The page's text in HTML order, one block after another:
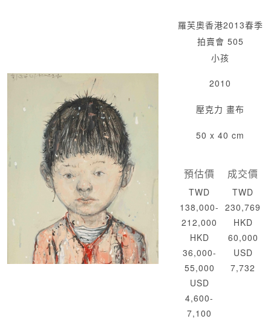
羅芙奧香港2013春季
拍賣會 505
小孩
2010
壓克力 畫布
50 x 40 cm
預估價
TWD
138,000-
212,000
HKD
36,000-
55,000
USD
4,600-
7,100
成交價
TWD
230,769
HKD
60,000
USD
7,732